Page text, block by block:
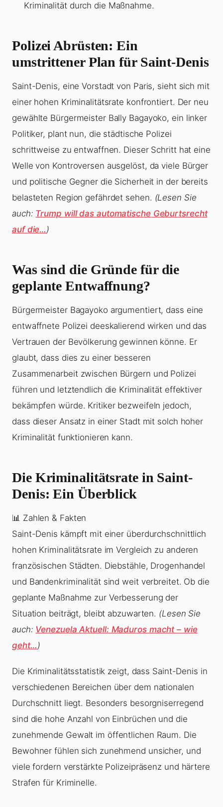
Kriminalität durch die Maßnahme.
Polizei Abrüsten: Ein
umstrittener Plan für Saint-Denis
Saint-Denis, eine Vorstadt von Paris, sieht sich mit
einer hohen Kriminalitätsrate konfrontiert. Der neu
gewählte Bürgermeister Bally Bagayoko, ein linker
Politiker, plant nun, die städtische Polizei
schrittweise zu entwaffnen. Dieser Schritt hat eine
Welle von Kontroversen ausgelöst, da viele Bürger
und politische Gegner die Sicherheit in der bereits
belasteten Region gefährdet sehen. (Lesen Sie
auch: Trump will das automatische Geburtsrecht
auf die…)
Was sind die Gründe für die
geplante Entwaffnung?
Bürgermeister Bagayoko argumentiert, dass eine
entwaffnete Polizei deeskalierend wirken und das
Vertrauen der Bevölkerung gewinnen könne. Er
glaubt, dass dies zu einer besseren
Zusammenarbeit zwischen Bürgern und Polizei
führen und letztendlich die Kriminalität effektiver
bekämpfen würde. Kritiker bezweifeln jedoch,
dass dieser Ansatz in einer Stadt mit solch hoher
Kriminalität funktionieren kann.
Die Kriminalitätsrate in Saint-
Denis: Ein Überblick
📊 Zahlen & Fakten
Saint-Denis kämpft mit einer überdurchschnittlich
hohen Kriminalitätsrate im Vergleich zu anderen
französischen Städten. Diebstähle, Drogenhandel
und Bandenkriminalität sind weit verbreitet. Ob die
geplante Maßnahme zur Verbesserung der
Situation beiträgt, bleibt abzuwarten. (Lesen Sie
auch: Venezuela Aktuell: Maduros macht – wie
geht…)
Die Kriminalitätsstatistik zeigt, dass Saint-Denis in
verschiedenen Bereichen über dem nationalen
Durchschnitt liegt. Besonders besorgniserregend
sind die hohe Anzahl von Einbrüchen und die
zunehmende Gewalt im öffentlichen Raum. Die
Bewohner fühlen sich zunehmend unsicher, und
viele fordern verstärkte Polizeipräsenz und härtere
Strafen für Kriminelle.